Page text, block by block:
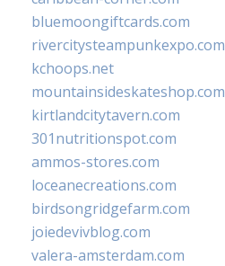
bluemoongiftcards.com
rivercitysteampunkexpo.com
kchoops.net
mountainsideskateshop.com
kirtlandcitytavern.com
301nutritionspot.com
ammos-stores.com
loceanecreations.com
birdsongridgefarm.com
joiedevivblog.com
valera-amsterdam.com